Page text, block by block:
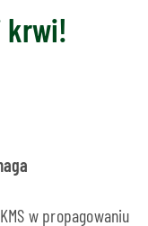
krwi!
w propagowaniu